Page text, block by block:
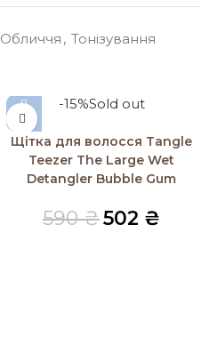
Обличчя , Тонізування
-15%Sold out
Щітка для волосся Tangle
Teezer The Large Wet
Detangler Bubble Gum
590₴502 ₴